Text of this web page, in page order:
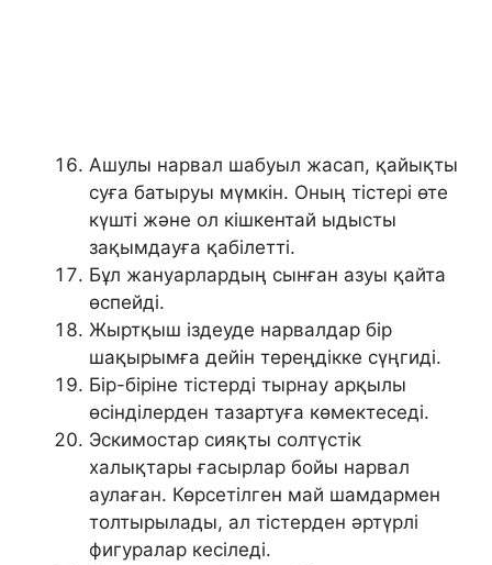
Ашулы нарвал шабуыл жасап, қайықты
суға батыруы мүмкін. Оның тістері өте
күшті және ол кішкентай ыдысты
зақымдауға қабілетті.
Бұл жануарлардың сынған азуы қайта
өспейді.
Жыртқыш іздеуде нарвалдар бір
шақырымға дейін тереңдікке сүңгиді.
Бір-біріне тістерді тырнау арқылы
өсінділерден тазартуға көмектеседі.
Эскимостар сияқты солтүстік
халықтары ғасырлар бойы нарвал
аулаған. Көрсетілген май шамдармен
толтырылады, ал тістерден әртүрлі
фигуралар кесіледі.